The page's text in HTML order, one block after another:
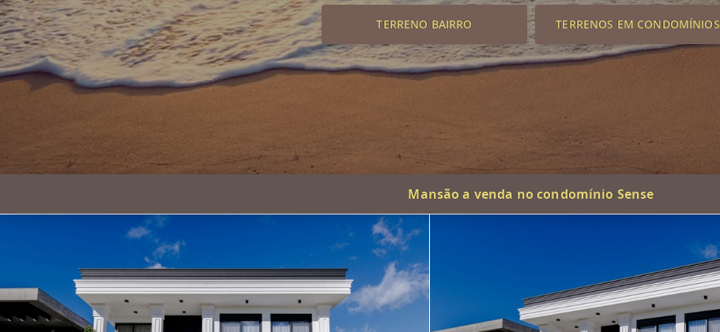
TERRENO BAIRRO TERRENOS EM CONDOMÍNIOS
Mansão a venda no condomínio Sense